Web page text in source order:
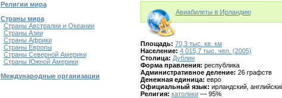
Религии мира
Страны мира
Страны Австралии и Океании
Страны Азии
Страны Африки
Страны Европы
Страны Северной Америки
Страны Южной Америки
Международные организации
Авиабилеты в Ирландию
Площадь: 70,3 тыс. кв. км
Население: 4 015,7 тыс. чел. (2005)
Столица: Дублин
Форма правления: республика
Административное деление: 26 графств
Денежная единица: евро
Официальный язык: ирландский,
Религия: католики— 95%